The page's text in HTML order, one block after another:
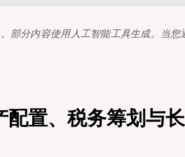
部分内容使用人工智能工具生成。当
置、税务筹划与长